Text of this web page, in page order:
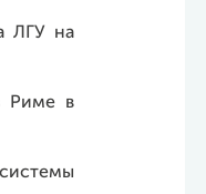
ЛГУ на
Риме в